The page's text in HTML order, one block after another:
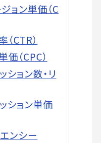
ョン単価（C
CTR）
（CPC）
ョン数・リ
ション単価
ンシー